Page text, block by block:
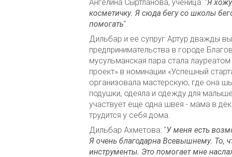
Ангелина Сыртланова, ученица: "Я
косметичку. Я сюда бегу со школы
помогать".
Дильбар и ее супруг Артур дважды
предпринимательства в городе
мусульманская пара стала
проект» в номинации «Успешный
организовала мастерскую, где она
подушки, одеяла и одежду для
участвует еще одна швея - мама в
трудится у себя дома.
Дильбар Ахметова: "У меня есть
Я очень благодарна Всевышнему. То,
инструменты. Это помогает мне